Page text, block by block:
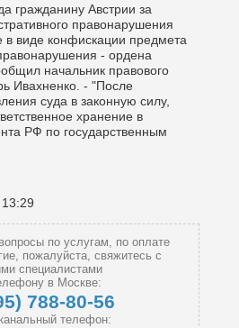
гражданину Австрии за
правонарушения
в виде конфискации предмета
- ордена
начальник правового
Ивахненко. - "После
суда в законную силу,
хранение в
РФ по государственным
по услугам, по оплате
пожалуйста, свяжитесь с
специалистами
в Москве:
788-80-56
телефон: